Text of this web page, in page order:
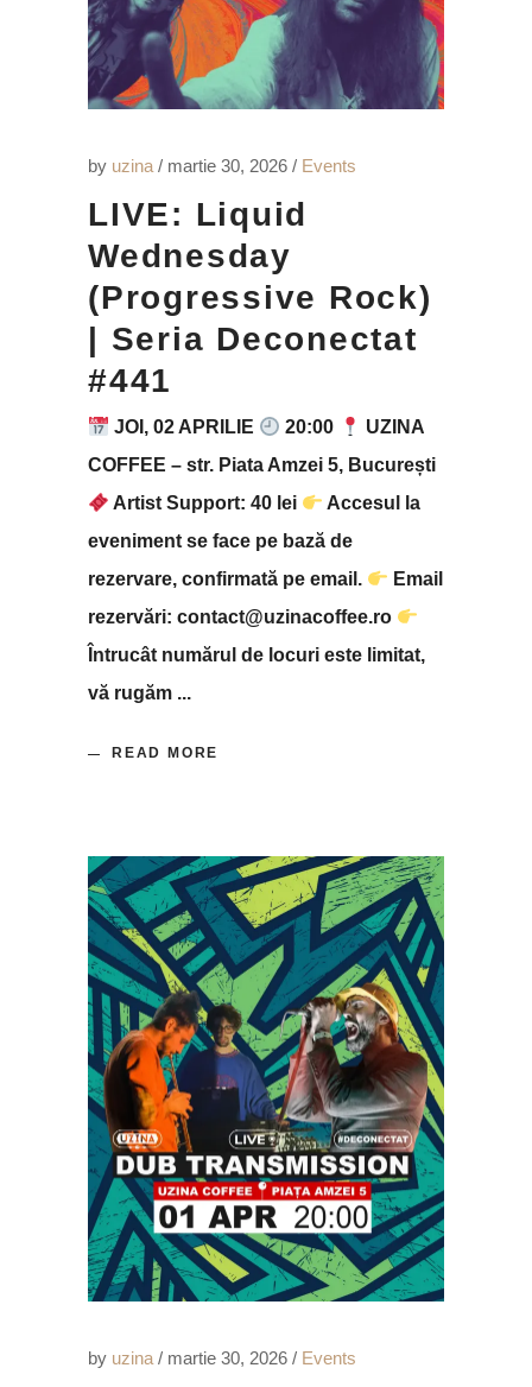
by uzina martie 30, 2026 Events
LIVE: Liquid
Wednesday
(Progressive Rock)
| Seria Deconectat
#441
JOI, 02 APRILIE 20:00
UZINA
COFFEE – str. Piata Amzei 5, București
Artist Support: 40 lei
Accesul la
eveniment se face pe bază de
rezervare, confirmată pe email.
Email
rezervări: contact@uzinacoffee.ro
Întrucât numărul de locuri este limitat,
vă rugăm
READ MORE
by uzina martie 30, 2026 Events